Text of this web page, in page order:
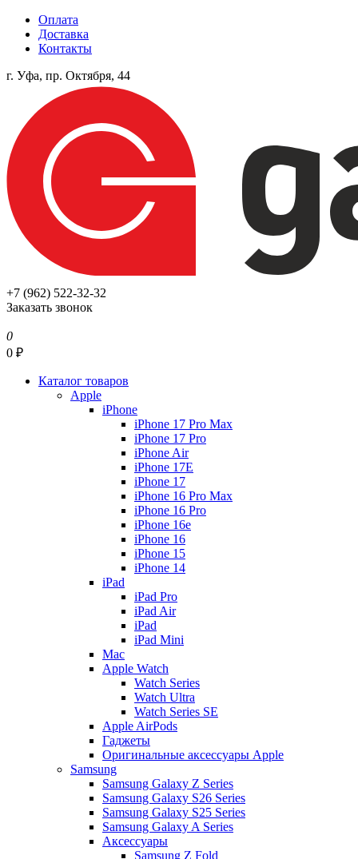
Оплата
Доставка
Контакты
г. Уфа, пр. Октября, 44
+7 (962) 522-32-32
Заказать звонок
0
0 ₽
Каталог товаров
Apple
iPhone
iPhone 17 Pro Max
iPhone 17 Pro
iPhone Air
iPhone 17E
iPhone 17
iPhone 16 Pro Max
iPhone 16 Pro
iPhone 16e
iPhone 16
iPhone 15
iPhone 14
iPad
iPad Pro
iPad Air
iPad
iPad Mini
Mac
Apple Watch
Watch Series
Watch Ultra
Watch Series SE
Apple AirPods
Гаджеты
Оригинальные аксессуары Apple
Samsung
Samsung Galaxy Z Series
Samsung Galaxy S26 Series
Samsung Galaxy S25 Series
Samsung Galaxy A Series
Аксессуары
Samsung Z Fold